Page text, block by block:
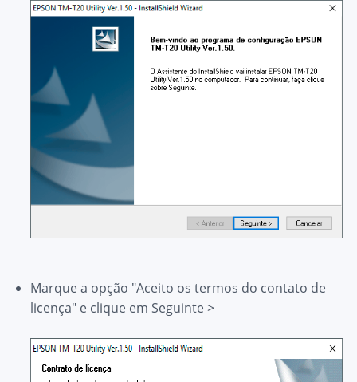
Marque a opção "Aceito os termos do contato de
licença" e clique em Seguinte >